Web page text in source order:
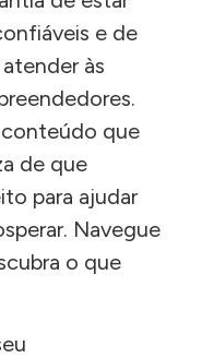
e de
às
que
de que
para ajudar
Navegue
o que